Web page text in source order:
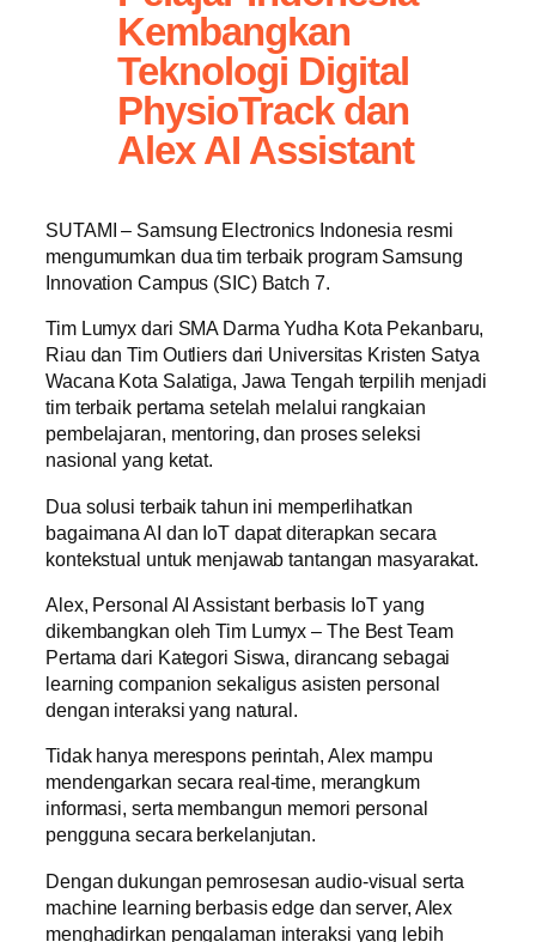
Kembangkan
Teknologi Digital
PhysioTrack dan
Alex AI Assistant
SUTAMI – Samsung Electronics Indonesia resmi
mengumumkan dua tim terbaik program Samsung
Innovation Campus (SIC) Batch 7.
Tim Lumyx dari SMA Darma Yudha Kota Pekanbaru,
Riau dan Tim Outliers dari Universitas Kristen Satya
Wacana Kota Salatiga, Jawa Tengah terpilih menjadi
tim terbaik pertama setelah melalui rangkaian
pembelajaran, mentoring, dan proses seleksi
nasional yang ketat.
Dua solusi terbaik tahun ini memperlihatkan
bagaimana AI dan IoT dapat diterapkan secara
kontekstual untuk menjawab tantangan masyarakat.
Alex, Personal AI Assistant berbasis IoT yang
dikembangkan oleh Tim Lumyx – The Best Team
Pertama dari Kategori Siswa, dirancang sebagai
learning companion sekaligus asisten personal
dengan interaksi yang natural.
Tidak hanya merespons perintah, Alex mampu
mendengarkan secara real-time, merangkum
informasi, serta membangun memori personal
pengguna secara berkelanjutan.
Dengan dukungan pemrosesan audio-visual serta
machine learning berbasis edge dan server, Alex
menghadirkan pengalaman interaksi yang lebih